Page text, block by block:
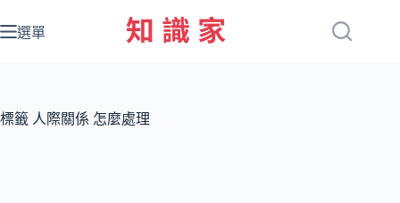
至
容
選單
標籤 人際關係 怎麼處理